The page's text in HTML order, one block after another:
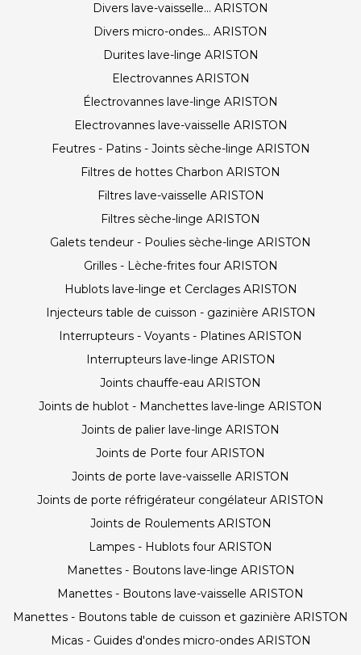
Divers lave-vaisselle... ARISTON
Divers micro-ondes... ARISTON
Durites lave-linge ARISTON
Electrovannes ARISTON
Électrovannes lave-linge ARISTON
Electrovannes lave-vaisselle ARISTON
Feutres - Patins - Joints sèche-linge ARISTON
Filtres de hottes Charbon ARISTON
Filtres lave-vaisselle ARISTON
Filtres sèche-linge ARISTON
Galets tendeur - Poulies sèche-linge ARISTON
Grilles - Lèche-frites four ARISTON
Hublots lave-linge et Cerclages ARISTON
Injecteurs table de cuisson - gazinière ARISTON
Interrupteurs - Voyants - Platines ARISTON
Interrupteurs lave-linge ARISTON
Joints chauffe-eau ARISTON
Joints de hublot - Manchettes lave-linge ARISTON
Joints de palier lave-linge ARISTON
Joints de Porte four ARISTON
Joints de porte lave-vaisselle ARISTON
Joints de porte réfrigérateur congélateur ARISTON
Joints de Roulements ARISTON
Lampes - Hublots four ARISTON
Manettes - Boutons lave-linge ARISTON
Manettes - Boutons lave-vaisselle ARISTON
Manettes - Boutons table de cuisson et gazinière ARISTON
Micas - Guides d'ondes micro-ondes ARISTON